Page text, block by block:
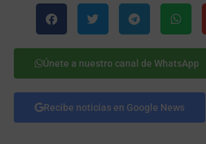
Únete a nuestro canal de WhatsApp
Recibe noticias en Google News